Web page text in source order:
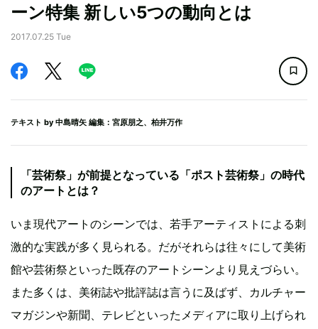
ーン特集 新しい5つの動向とは
2017.07.25 Tue
テキスト by 中島晴矢 編集：宮原朋之、柏井万作
「芸術祭」が前提となっている「ポスト芸術祭」の時代
のアートとは？
いま現代アートのシーンでは、若手アーティストによる刺
激的な実践が多く見られる。だがそれらは往々にして美術
館や芸術祭といった既存のアートシーンより見えづらい。
また多くは、美術誌や批評誌は言うに及ばず、カルチャー
マガジンや新聞、テレビといったメディアに取り上げられ